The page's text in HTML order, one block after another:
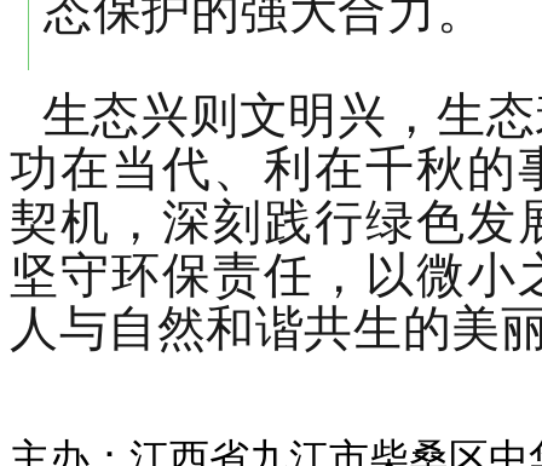
生态兴则文明兴，生
功在当代、利在千秋的
契机，深刻践行绿色发
坚守环保责任，以微
人与自然和谐共生的美